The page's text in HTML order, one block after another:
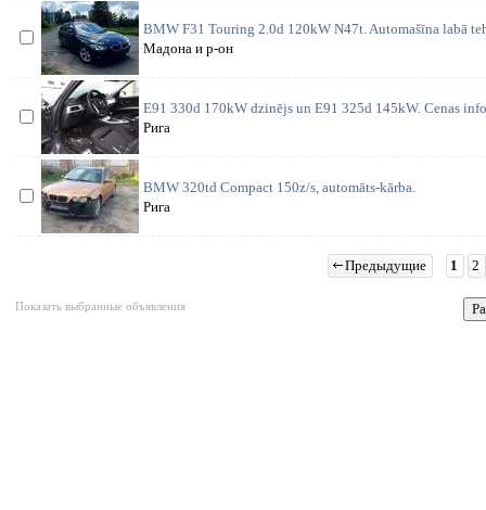
BMW F31 Touring 2.0d 120kW N47t. Automašīna labā
Мадона и р-он
E91 330d 170kW dzinējs un E91 325d 145kW. Cenas
Рига
BMW 320td Compact 150z/s, automāts-kārba.
Рига
Предыдущие 1 2
Показать выбранные объявления